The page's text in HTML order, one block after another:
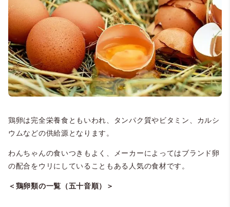
鶏卵は完全栄養食ともいわれ、タンパク質やビタミン、カルシ
ウムなどの供給源となります。
わんちゃんの食いつきもよく、メーカーによってはブランド卵
の配合をウリにしていることもある人気の食材です。
＜鶏卵類の一覧（五十音順）＞